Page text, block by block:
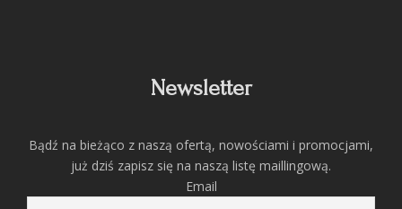
Newsletter
Bądź na bieżąco z naszą ofertą, nowościami i promocjami,
już dziś zapisz się na naszą listę maillingową.
Email